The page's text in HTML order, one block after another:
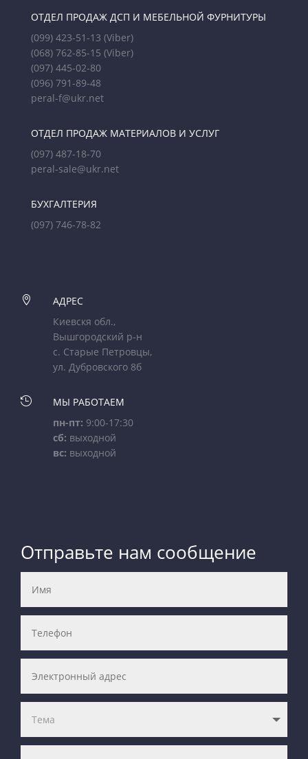
ОТДЕЛ ПРОДАЖ ДСП И МЕБЕЛЬНОЙ ФУРНИТУРЫ
(099) 423-51-13 (Viber)
(068) 762-85-15 (Viber)
(097) 445-02-80
(096) 791-89-48
peral-f@ukr.net
ОТДЕЛ ПРОДАЖ МАТЕРИАЛОВ И УСЛУГ
(097) 487-18-70
peral-sale@ukr.net
БУХГАЛТЕРИЯ
(097) 746-78-82

АДРЕС
Киевскя обл.,
Вышгородский р-н
с. Старые Петровцы,
ул. Дубровского 8б

МЫ РАБОТАЕМ
пн-пт: 9:00-17:30
сб: выходной
вс: выходной
Отправьте нам сообщение